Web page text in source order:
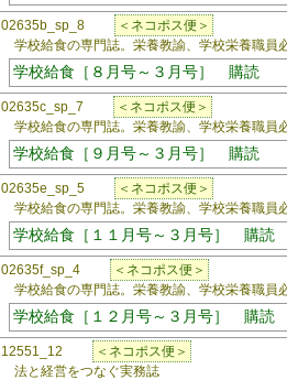
02635b_sp_8
＜ネコポス便＞
学校給食の専門誌。栄養教諭、学校栄養職員
学校給食［８月号～３月号］ 購読
02635c_sp_7
＜ネコポス便＞
学校給食の専門誌。栄養教諭、学校栄養職員
学校給食［９月号～３月号］ 購読
02635e_sp_5
＜ネコポス便＞
学校給食の専門誌。栄養教諭、学校栄養職員
学校給食［１１月号～３月号］ 購読
02635f_sp_4
＜ネコポス便＞
学校給食の専門誌。栄養教諭、学校栄養職員
学校給食［１２月号～３月号］ 購読
12551_12
＜ネコポス便＞
法と経営をつなぐ実務誌